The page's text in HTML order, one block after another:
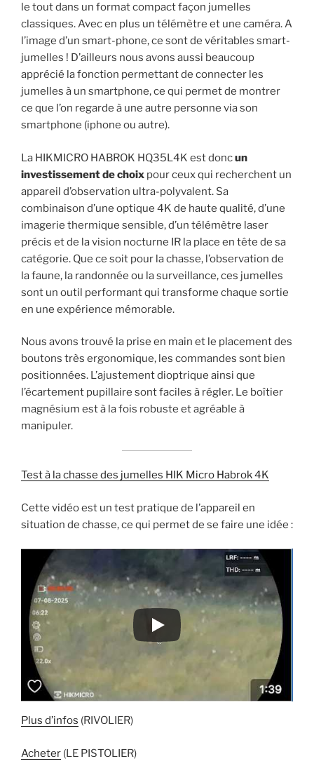
le tout dans un format compact façon jumelles
classiques. Avec en plus un télémètre et une caméra. A
l’image d’un smart-phone, ce sont de véritables smart-
jumelles ! D’ailleurs nous avons aussi beaucoup
apprécié la fonction permettant de connecter les
jumelles à un smartphone, ce qui permet de montrer
ce que l’on regarde à une autre personne via son
smartphone (iphone ou autre).
La HIKMICRO HABROK HQ35L4K est doncun
investissement de choix pour ceux qui recherchent un
appareil d’observation ultra-polyvalent. Sa
combinaison d’une optique 4K de haute qualité, d’une
imagerie thermique sensible, d’un télémètre laser
précis et de la vision nocturne IR la place en tête de sa
catégorie. Que ce soit pour la chasse, l’observation de
la faune, la randonnée ou la surveillance, ces jumelles
sont un outil performant qui transforme chaque sortie
en une expérience mémorable.
Nous avons trouvé la prise en main et le placement des
boutons très ergonomique, les commandes sont bien
positionnées. L’ajustement dioptrique ainsi que
l’écartement pupillaire sont faciles à régler. Le boîtier
magnésium est à la fois robuste et agréable à
manipuler.
Test à la chasse des jumelles HIK Micro Habrok 4K
Cette vidéo est un test pratique de l’appareil en
situation de chasse, ce qui permet de se faire une idée :
Plus d’infos (RIVOLIER)
Acheter (LE PISTOLIER)